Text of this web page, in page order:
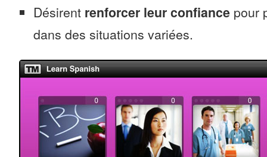
Désirent renforcer leur confiance pour
dans des situations variées.